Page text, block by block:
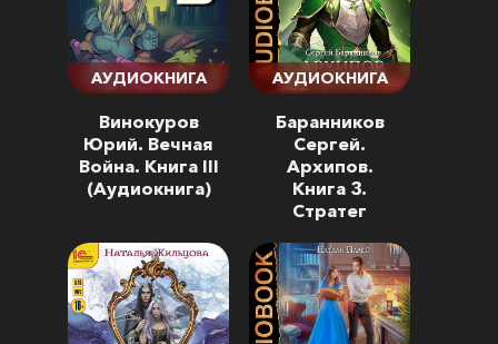
АУДИОКНИГА
Винокуров
Юрий. Вечная
Война. Книга III
(Аудиокнига)
АУДИОКНИГА
Баранников
Сергей.
Архипов.
Книга 3.
Стратег